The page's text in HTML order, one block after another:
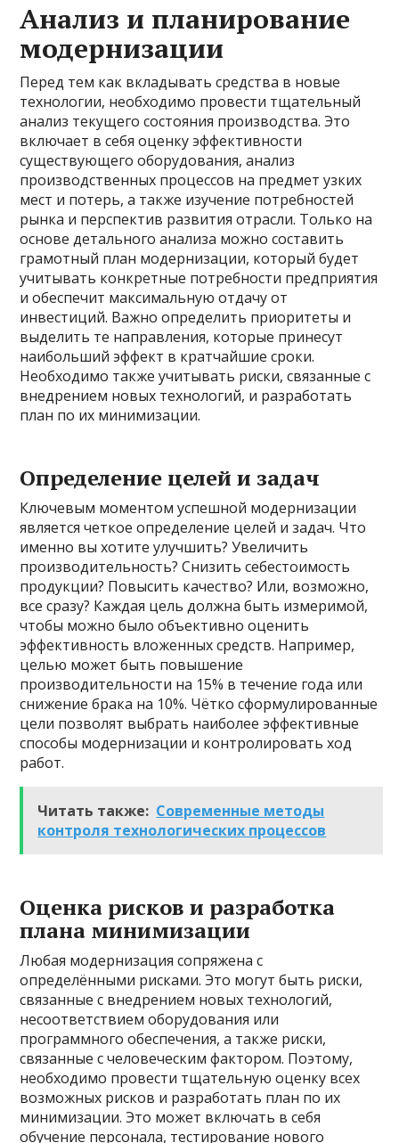
Анализ и планирование
модернизации
Перед тем как вкладывать средства в новые
технологии, необходимо провести тщательный
анализ текущего состояния производства. Это
включает в себя оценку эффективности
существующего оборудования, анализ
производственных процессов на предмет узких
мест и потерь, а также изучение потребностей
рынка и перспектив развития отрасли. Только на
основе детального анализа можно составить
грамотный план модернизации, который будет
учитывать конкретные потребности предприятия
и обеспечит максимальную отдачу от
инвестиций. Важно определить приоритеты и
выделить те направления, которые принесут
наибольший эффект в кратчайшие сроки.
Необходимо также учитывать риски, связанные с
внедрением новых технологий, и разработать
план по их минимизации.
Определение целей и задач
Ключевым моментом успешной модернизации
является четкое определение целей и задач. Что
именно вы хотите улучшить? Увеличить
производительность? Снизить себестоимость
продукции? Повысить качество? Или, возможно,
все сразу? Каждая цель должна быть измеримой,
чтобы можно было объективно оценить
эффективность вложенных средств. Например,
целью может быть повышение
производительности на 15% в течение года или
снижение брака на 10%. Чётко сформулированные
цели позволят выбрать наиболее эффективные
способы модернизации и контролировать ход
работ.
Читать также: Современные методы
контроля технологических процессов
Оценка рисков и разработка
плана минимизации
Любая модернизация сопряжена с
определёнными рисками. Это могут быть риски,
связанные с внедрением новых технологий,
несоответствием оборудования или
программного обеспечения, а также риски,
связанные с человеческим фактором. Поэтому,
необходимо провести тщательную оценку всех
возможных рисков и разработать план по их
минимизации. Это может включать в себя
обучение персонала, тестирование нового